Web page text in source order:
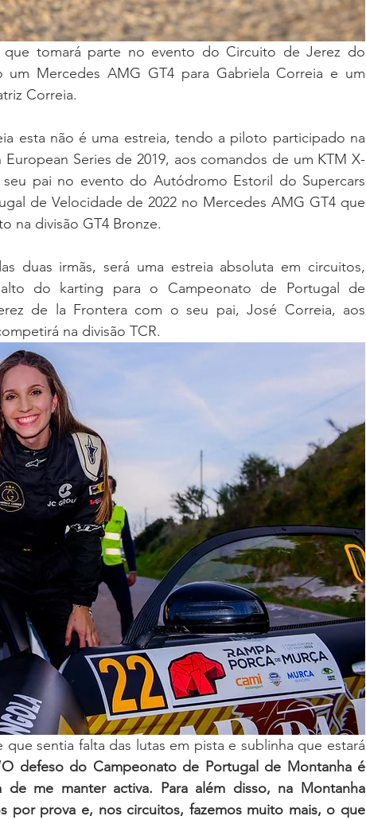
tomará parte no evento do Circuito de Jerez do
um Mercedes AMG GT4 para Gabriela Correia e um
Correia.
esta não é uma estreia, tendo a piloto participado na
Series de 2019, aos comandos de um KTM X-
pai no evento do Autódromo Estoril do Supercars
de Velocidade de 2022 no Mercedes AMG GT4 que
na divisão GT4 Bronze.
duas irmãs, será uma estreia absoluta em circuitos,
do karting para o Campeonato de Portugal de
de la Frontera com o seu pai, José Correia, aos
na divisão TCR.
que sentia falta das lutas em pista e sublinha que estará
defeso do Campeonato de Portugal de Montanha é
me manter activa. Para além disso, na Montanha
por prova e, nos circuitos, fazemos muito mais, o que